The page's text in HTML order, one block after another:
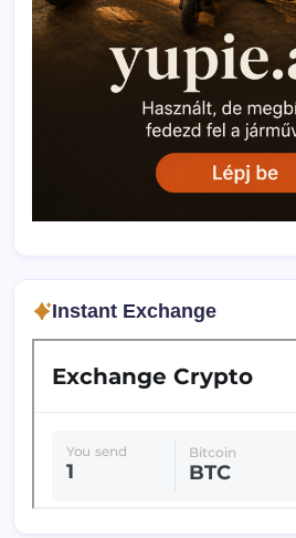
Instant Exchange